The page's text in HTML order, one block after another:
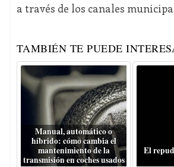
a través de los canales
TAMBIÉN TE PUEDE
Manual, automático o
híbrido: cómo cambia el
mantenimiento de la
transmisión en coches usados
El